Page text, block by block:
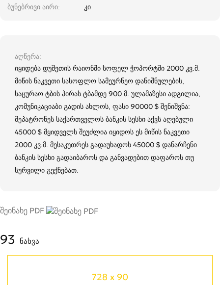
ბუნებრივი აირი
კი
აღწერა
იყიდება დუშეთის რაიონში სოფელ ჭოპორტში 2000 კვ.მ.
მიწის ნაკვეთი სასოფლო სამეურნეო დანიშნულების,
საცურაო ტბის პირას ტბამდე 900 მ. ულამაზესი ადგილია,
კომუნიკაციაბი გადის ახლოს, ფასი 90000 $ შენიშვნა:
მეპატრონეს საქართველოს ბანკის სესხი აქვს აღებული
45000 $ მყიდველს შეუძლია იყიდოს ეს მიწის ნაკვეთი
2000 კვ.მ. მესაკუთრეს გადაუხადოს 45000 $ დანარჩენი
ბანკის სესხი გადაიბაროს და განვადებით დაფაროს თუ
სურვილი გექნებათ.
შეინახე PDF
93 ნახვა
728 x 90